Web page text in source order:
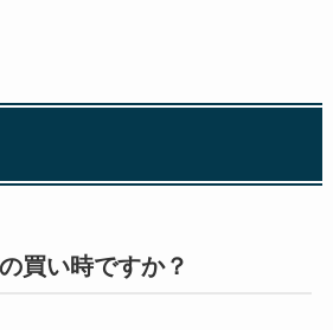
買い時ですか？